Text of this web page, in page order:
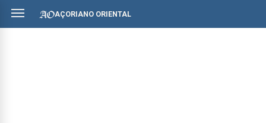
AÇORIANO ORIENTAL